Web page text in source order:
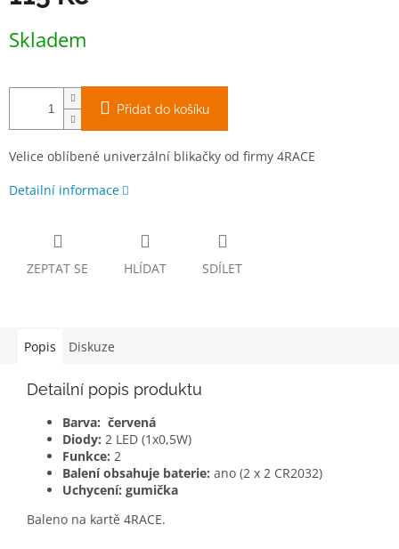
cena:
Skladem
Přidat do košíku
Velice oblíbené univerzální blikačky od firmy 4RACE
Detailní informace
ZEPTAT SE HLÍDAT SDÍLET
Popis Diskuze
Detailní popis produktu
Barva: červená
Diody: 2 LED (1x0,5W)
Funkce: 2
Balení obsahuje baterie: ano (2 x 2 CR2032)
Uchycení: gumička
Baleno na kartě 4RACE.